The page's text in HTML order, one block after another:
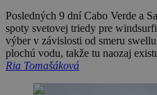
Posledných 9 dní Cabo Verde a
spoty svetovej triedy pre
výber v závislosti od smeru
plochú vodu, takže tu naozaj
Ria Tomašáková